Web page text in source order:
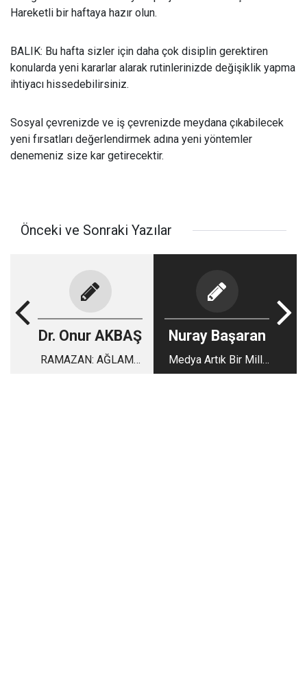
Hareketli bir haftaya hazır olun.
BALIK: Bu hafta sizler için daha çok disiplin gerektiren
konularda yeni kararlar alarak rutinlerinizde değişiklik yapma
ihtiyacı hissedebilirsiniz.
Sosyal çevrenizde ve iş çevrenizde meydana çıkabilecek
yeni fırsatları değerlendirmek adına yeni yöntemler
denemeniz size kar getirecektir.
Önceki ve Sonraki Yazılar
Dr. Onur AKBAŞ
RAMAZAN: AĞLAMA
Nuray Başaran
Medya Artık Bir Milli
Güvenlik Sorunudur